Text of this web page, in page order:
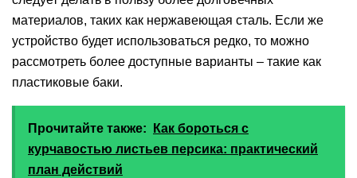
материалов, таких как нержавеющая сталь. Если же
устройство будет использоваться редко, то можно
рассмотреть более доступные варианты – такие как
пластиковые баки.
Прочитайте также:
Как бороться с
курчавостью листьев персика: практический
план действий